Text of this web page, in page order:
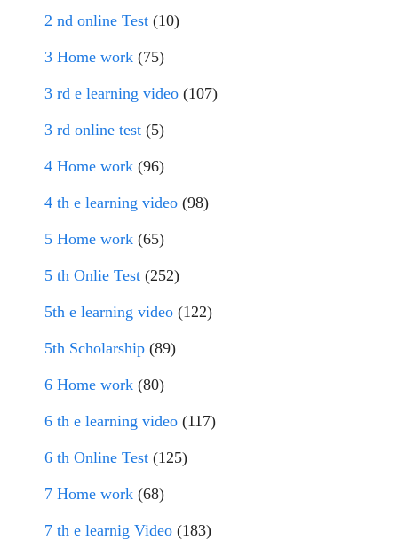
2 nd online Test (10)
3 Home work (75)
3 rd e learning video (107)
3 rd online test (5)
4 Home work (96)
4 th e learning video (98)
5 Home work (65)
5 th Onlie Test (252)
5th e learning video (122)
5th Scholarship (89)
6 Home work (80)
6 th e learning video (117)
6 th Online Test (125)
7 Home work (68)
7 th e learnig Video (183)